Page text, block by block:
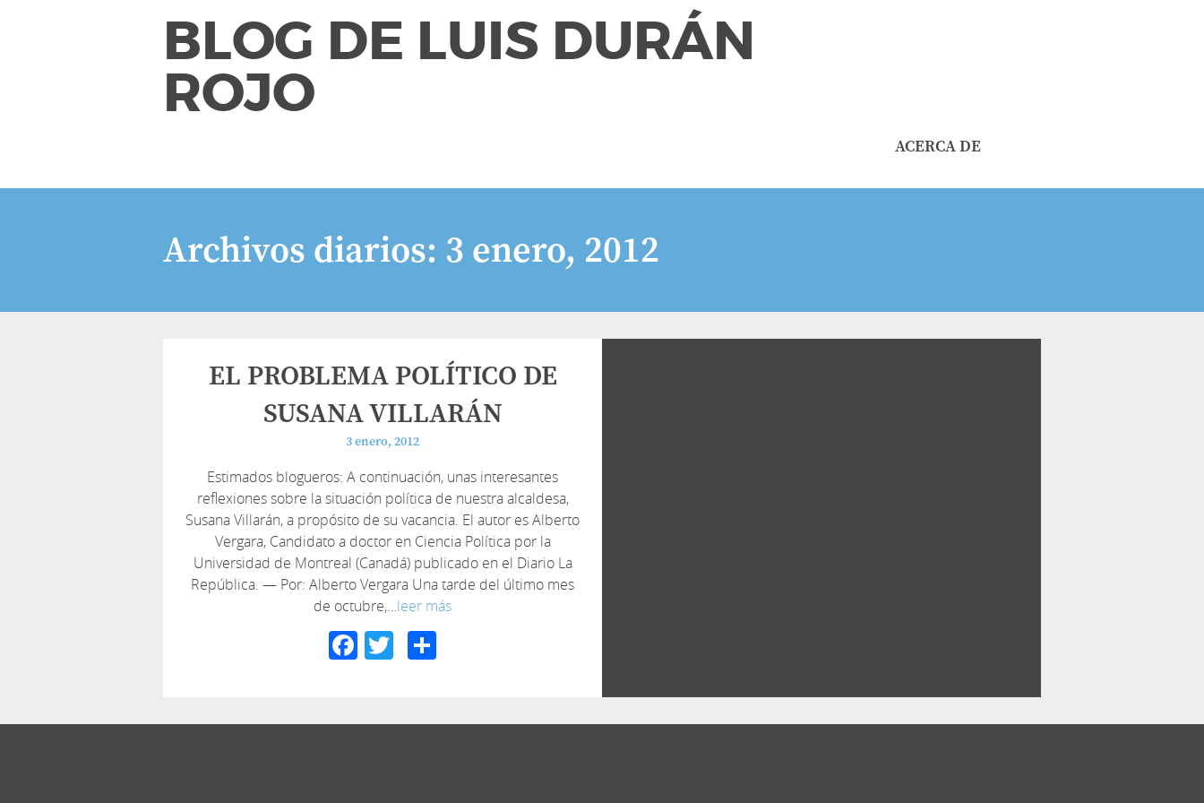
BLOG DE LUIS DURÁN
ROJO
ACERCA DE
Archivos diarios: 3 enero, 2012
EL PROBLEMA POLÍTICO DE
SUSANA VILLARÁN
3 enero, 2012
Estimados blogueros: A continuación, unas interesantes
reflexiones sobre la situación política de nuestra alcaldesa,
Susana Villarán, a propósito de su vacancia. El autor es Alberto
Vergara, Candidato a doctor en Ciencia Política por la
Universidad de Montreal (Canadá) publicado en el Diario La
República. — Por: Alberto Vergara Una tarde del último mes
de octubre,…leer más
Facebook
Twitter